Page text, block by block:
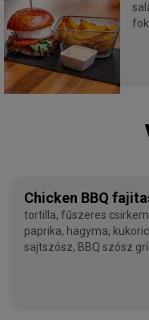
saláta,
Chicken BBQ
tortilla, fűszeres csirkemellcsíkok, kaliforniai
paprika, hagyma, kukorica, jalapeno, cheddar
sajtszósz, BBQ szósz grillezett kaliforniai